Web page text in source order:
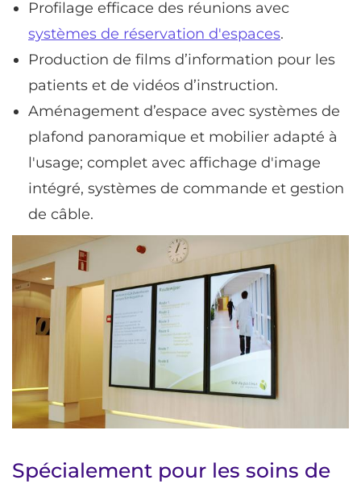
Profilage efficace des réunions avec
systèmes de réservation d'espaces.
Production de films d’information pour les
patients et de vidéos d’instruction.
Aménagement d’espace avec systèmes de
plafond panoramique et mobilier adapté à
l'usage; complet avec affichage d'image
intégré, systèmes de commande et gestion
de câble.
Spécialement pour les soins de